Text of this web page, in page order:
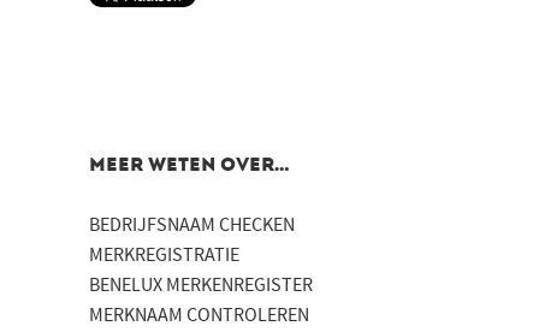
MEER WETEN OVER…
BEDRIJFSNAAM CHECKEN
MERKREGISTRATIE
BENELUX MERKENREGISTER
MERKNAAM CONTROLEREN